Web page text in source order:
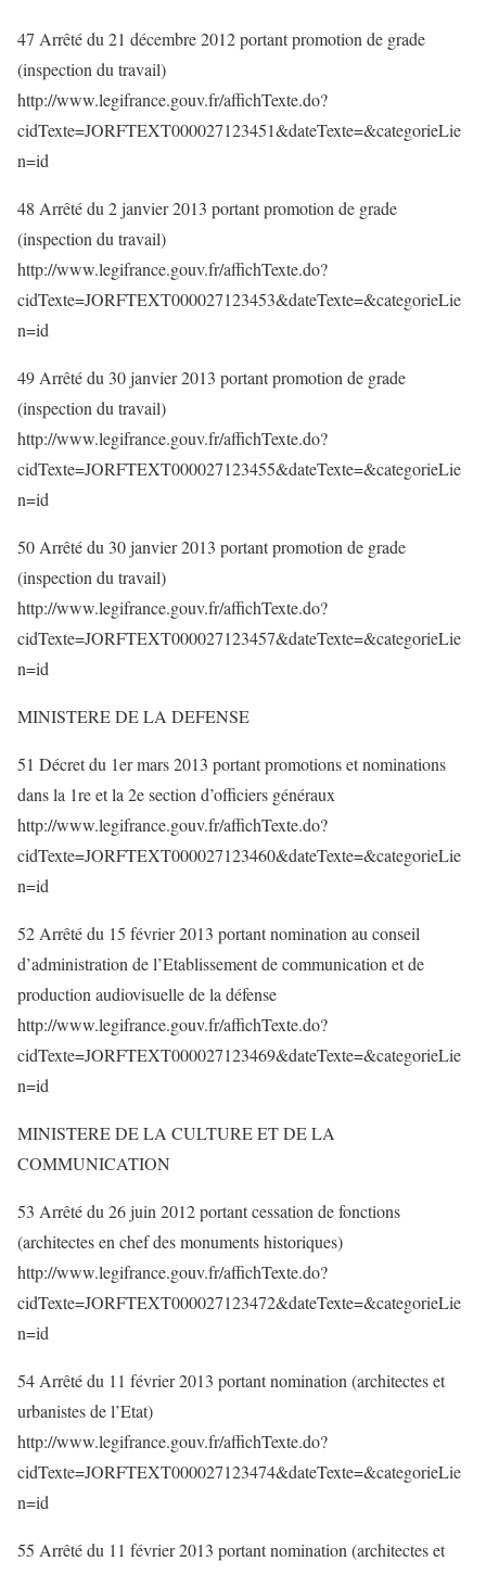
47 Arrêté du 21 décembre 2012 portant promotion de grade
(inspection du travail)
http://www.legifrance.gouv.fr/affichTexte.do?
cidTexte=JORFTEXT000027123451&dateTexte=&categorieLie
n=id
48 Arrêté du 2 janvier 2013 portant promotion de grade
(inspection du travail)
http://www.legifrance.gouv.fr/affichTexte.do?
cidTexte=JORFTEXT000027123453&dateTexte=&categorieLie
n=id
49 Arrêté du 30 janvier 2013 portant promotion de grade
(inspection du travail)
http://www.legifrance.gouv.fr/affichTexte.do?
cidTexte=JORFTEXT000027123455&dateTexte=&categorieLie
n=id
50 Arrêté du 30 janvier 2013 portant promotion de grade
(inspection du travail)
http://www.legifrance.gouv.fr/affichTexte.do?
cidTexte=JORFTEXT000027123457&dateTexte=&categorieLie
n=id
MINISTERE DE LA DEFENSE
51 Décret du 1er mars 2013 portant promotions et nominations
dans la 1re et la 2e section d’officiers généraux
http://www.legifrance.gouv.fr/affichTexte.do?
cidTexte=JORFTEXT000027123460&dateTexte=&categorieLie
n=id
52 Arrêté du 15 février 2013 portant nomination au conseil
d’administration de l’Etablissement de communication et de
production audiovisuelle de la défense
http://www.legifrance.gouv.fr/affichTexte.do?
cidTexte=JORFTEXT000027123469&dateTexte=&categorieLie
n=id
MINISTERE DE LA CULTURE ET DE LA
COMMUNICATION
53 Arrêté du 26 juin 2012 portant cessation de fonctions
(architectes en chef des monuments historiques)
http://www.legifrance.gouv.fr/affichTexte.do?
cidTexte=JORFTEXT000027123472&dateTexte=&categorieLie
n=id
54 Arrêté du 11 février 2013 portant nomination (architectes et
urbanistes de l’Etat)
http://www.legifrance.gouv.fr/affichTexte.do?
cidTexte=JORFTEXT000027123474&dateTexte=&categorieLie
n=id
55 Arrêté du 11 février 2013 portant nomination (architectes et